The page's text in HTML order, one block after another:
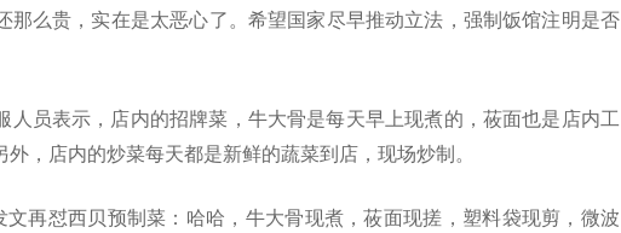
那么贵，实在是太恶心了。希望国家尽早推动立法，强制饭馆注明是否
人员表示，店内的招牌菜，牛大骨是每天早上现煮的，莜面也是店内工
，店内的炒菜每天都是新鲜的蔬菜到店，现场炒制。
再怼西贝预制菜：哈哈，牛大骨现煮，莜面现搓，塑料袋现剪，微波